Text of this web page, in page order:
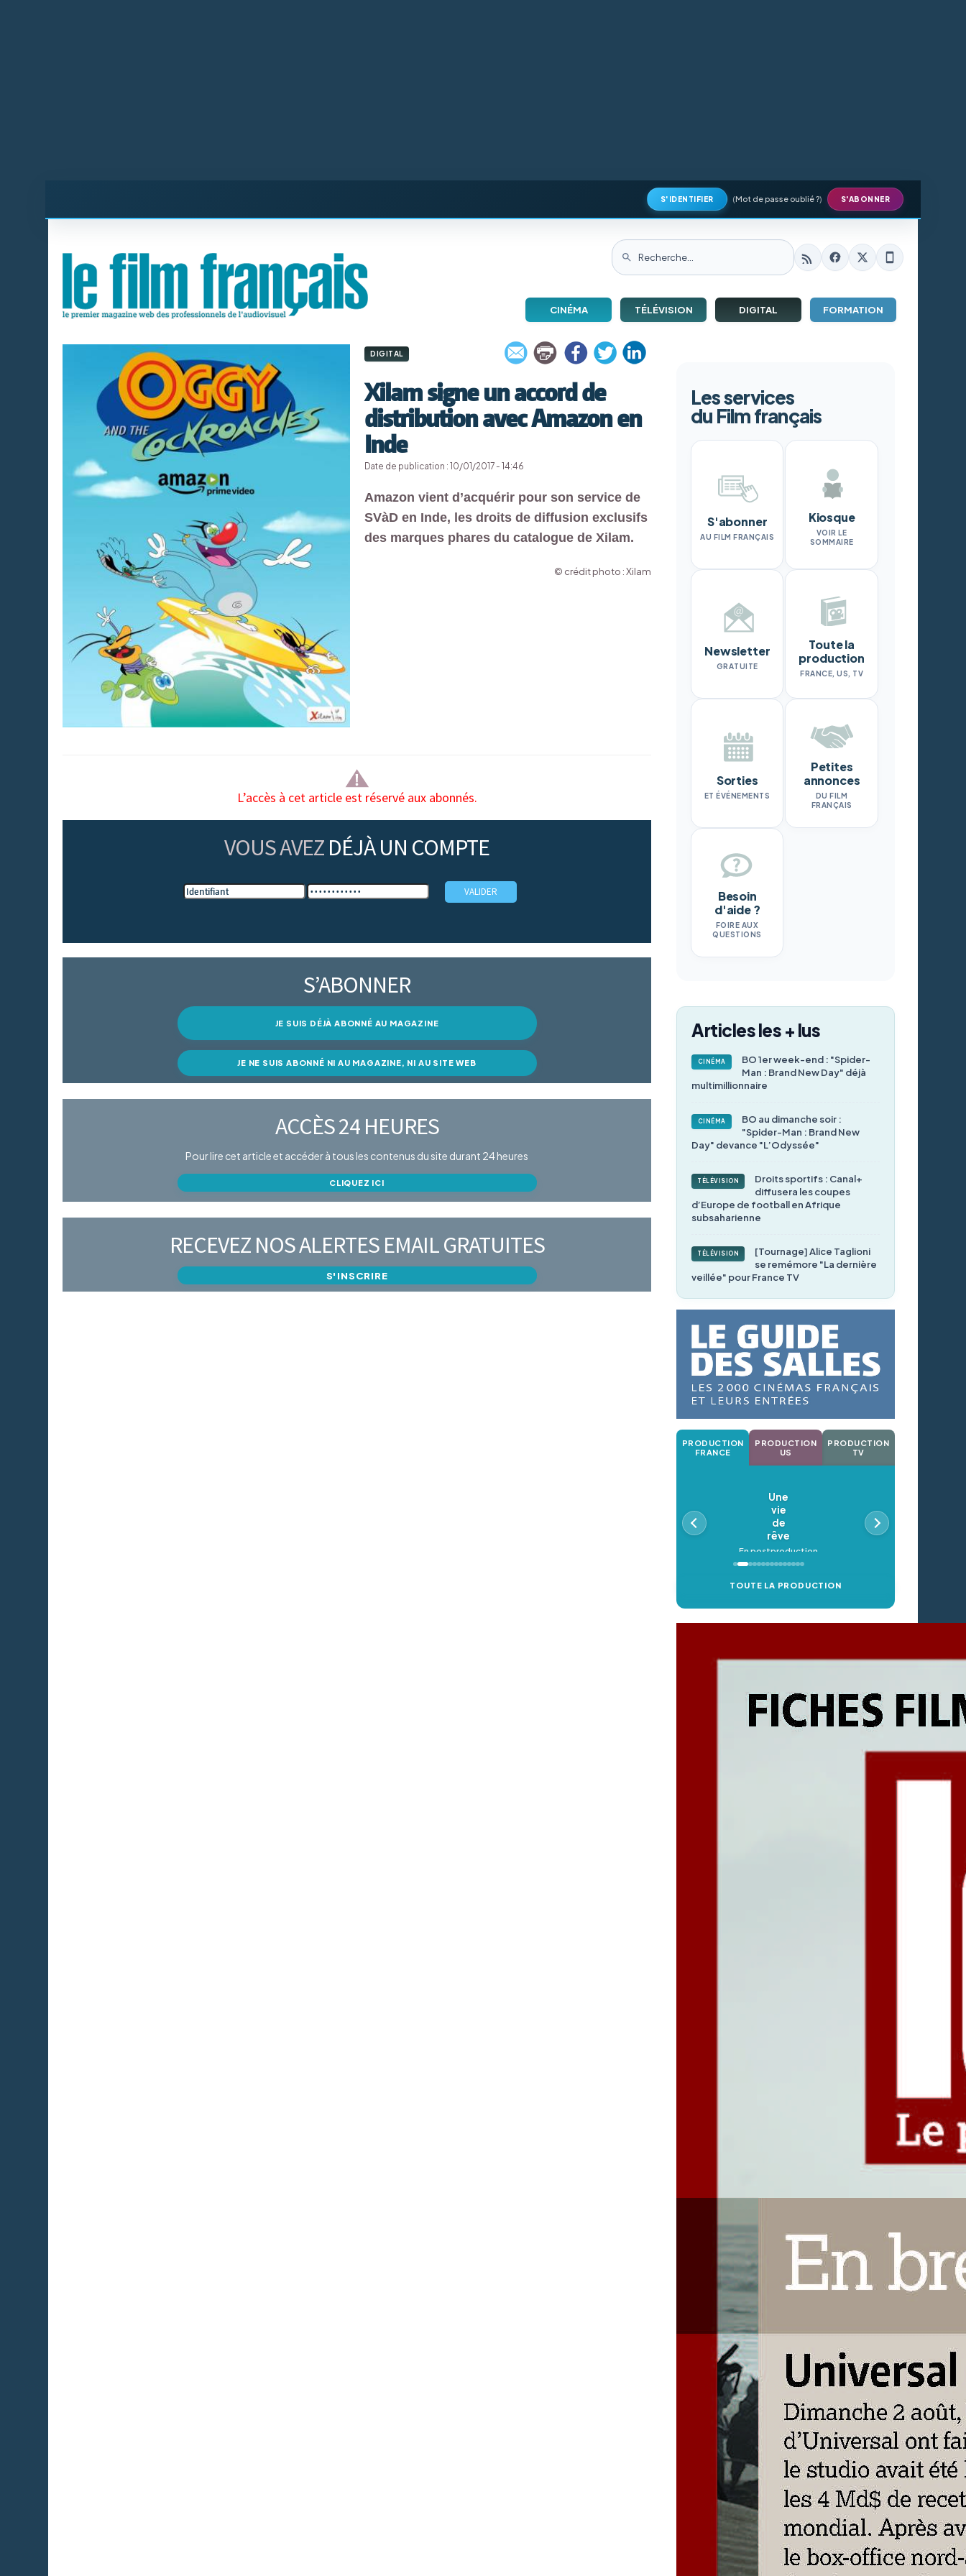
S'IDENTIFIER (Mot de passe oublié ?) S'ABONNER
CINÉMA TÉLÉVISION DIGITAL FORMATION
DIGITAL
Xilam signe un accord de
distribution avec Amazon en
Inde
Date de publication : 10/01/2017 - 14:46
Amazon vient d’acquérir pour son service de
SVàD en Inde, les droits de diffusion exclusifs
des marques phares du catalogue de Xilam.
© crédit photo : Xilam
L’accès à cet article est réservé aux abonnés.
VOUS AVEZ DÉJÀ UN COMPTE
S’ABONNER
JE SUIS DÉJÀ ABONNÉ AU MAGAZINE
JE NE SUIS ABONNÉ NI AU MAGAZINE, NI AU SITE WEB
ACCÈS 24 HEURES
Pour lire cet article et accéder à tous les contenus du site durant 24 heures
CLIQUEZ ICI
RECEVEZ NOS ALERTES EMAIL GRATUITES
S'INSCRIRE
Les services
du Film français
S'abonner
AU FILM FRANÇAIS
Kiosque
VOIR LE
SOMMAIRE
Newsletter
GRATUITE
Toute la
production
FRANCE, US, TV
Sorties
ET ÉVÉNEMENTS
Petites
annonces
DU FILM
FRANÇAIS
Besoin
d'aide ?
FOIRE AUX
QUESTIONS
Articles les + lus
CINÉMA
BO 1er week-end : "Spider-
Man : Brand New Day" déjà
multimillionnaire
CINÉMA
BO au dimanche soir :
"Spider-Man : Brand New
Day" devance "L’Odyssée"
TÉLÉVISION
Droits sportifs : Canal+
diffusera les coupes
d’Europe de football en Afrique
subsaharienne
TÉLÉVISION
[Tournage] Alice Taglioni
se remémore "La dernière
veillée" pour France TV
PRODUCTION
FRANCE
PRODUCTION
US
PRODUCTION
TV
Une
vie
de
rêve
En postproduction
TOUTE LA PRODUCTION